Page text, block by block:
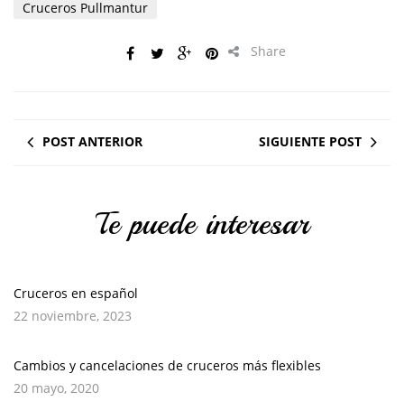
Cruceros Pullmantur
Share
POST ANTERIOR SIGUIENTE POST
Te puede interesar
Cruceros en español
22 noviembre, 2023
Cambios y cancelaciones de cruceros más flexibles
20 mayo, 2020